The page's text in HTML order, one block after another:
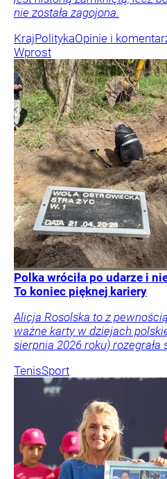
nie została zagojona.
KrajPolitykaOpinie i
Wprost
Polka wróciła po udarze i
To koniec pięknej kariery
Alicja Rosolska to z
ważne karty w dziejach
sierpnia 2026 roku) rozegrała
TenisSport